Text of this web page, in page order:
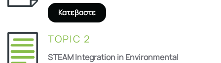
Κατεβαστε
TOPIC 2
STEAM Integration in Environmental